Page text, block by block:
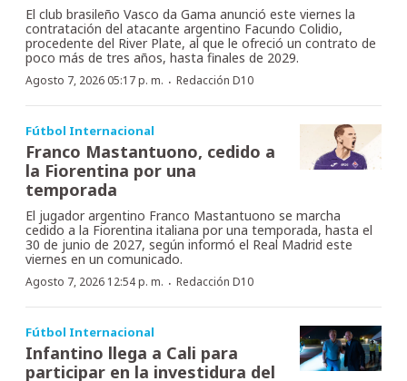
El club brasileño Vasco da Gama anunció este viernes la
contratación del atacante argentino Facundo Colidio,
procedente del River Plate, al que le ofreció un contrato de
poco más de tres años, hasta finales de 2029.
Agosto 7, 2026 05:17 p. m. · Redacción D10
Fútbol Internacional
Franco Mastantuono, cedido a
la Fiorentina por una
temporada
El jugador argentino Franco Mastantuono se marcha
cedido a la Fiorentina italiana por una temporada, hasta el
30 de junio de 2027, según informó el Real Madrid este
viernes en un comunicado.
Agosto 7, 2026 12:54 p. m. · Redacción D10
Fútbol Internacional
Infantino llega a Cali para
participar en la investidura del